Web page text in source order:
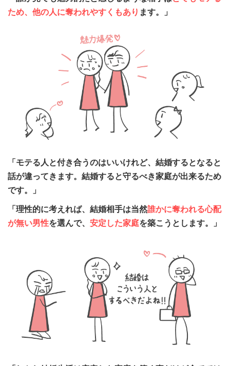
ため、他の人に奪われやすくもあり ます。」
「モテる人と付き合うのはいいけれど、結婚するとなると
話が違ってきます。結婚すると守るべき家庭が出来るため
です。」
「理性的に考えれば、結婚相手は当然誰かに奪われる心配
が無い男性を選んで、 安定した家庭を築こうとします。」